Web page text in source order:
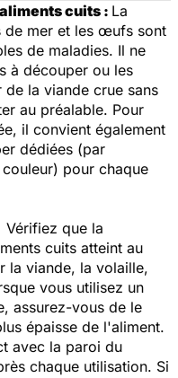
cuits : La
de mer et les œufs sont
de maladies. Il ne
à découper ou les
de la viande crue sans
au préalable. Pour
il convient également
dédiées (par
pour chaque
Vérifiez que la
cuits atteint au
la viande, la volaille,
vous utilisez un
assurez-vous de le
épaisse de l'aliment.
avec la paroi du
chaque utilisation. Si